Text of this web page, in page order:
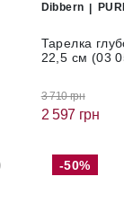
Dibbern
Тарелка
22,5 см (03
3 710 грн
2 597 грн
-50%